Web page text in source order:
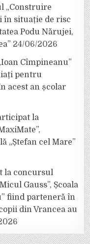
„Construire
în situație de risc
Podu Nărujei,
24/06/2026
Cîmpineanu”
pentru
acest an școlar
la
„Ștefan cel Mare”
la concursul
Gauss”, Școala
fiind parteneră în
din Vrancea au